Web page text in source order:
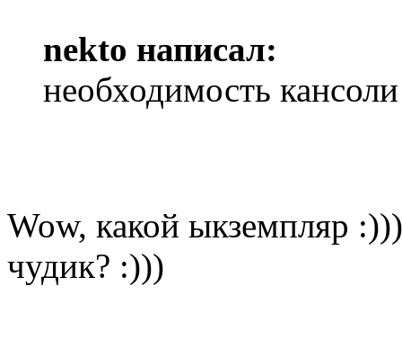
nekto написал:
необходимость
Wow, какой ыкземпляр
чудик? :)))